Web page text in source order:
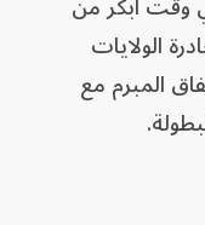
الولايات
المبرم مع